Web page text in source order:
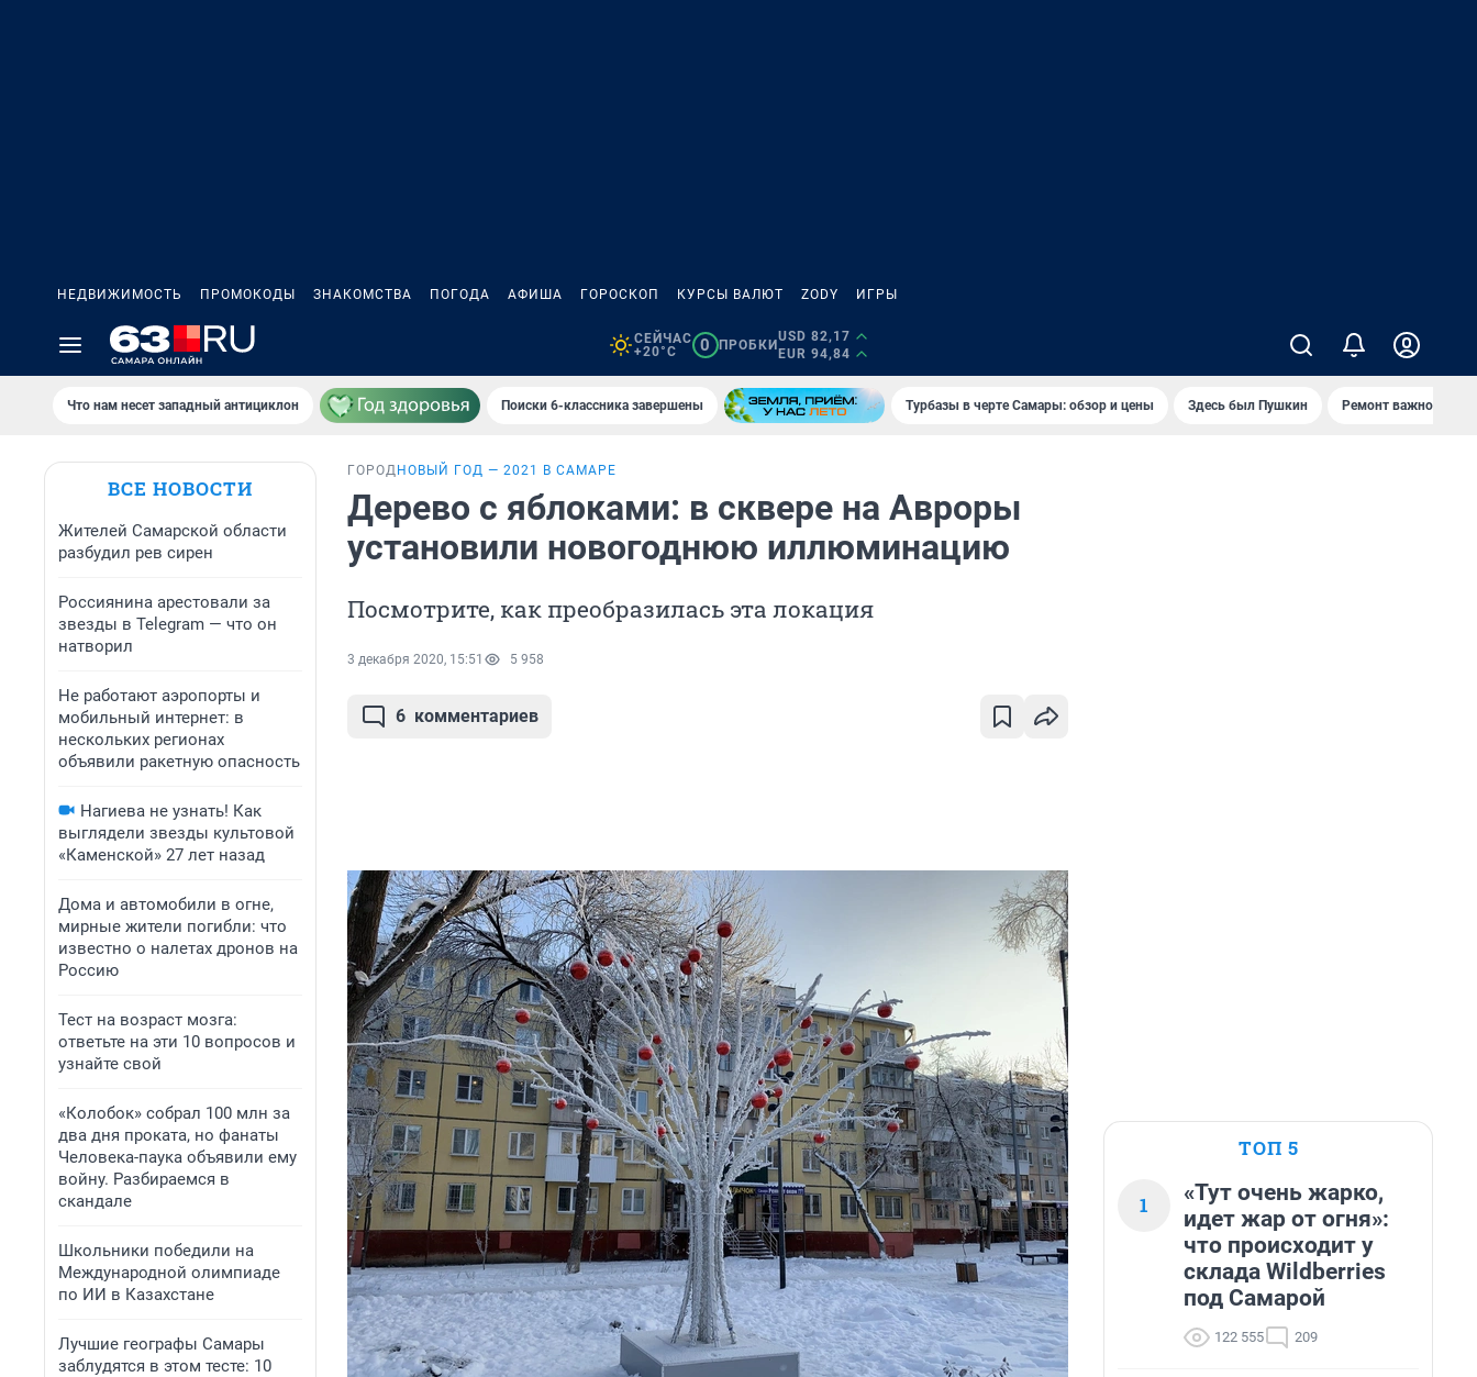
НЕДВИЖИМОСТЬ ПРОМОКОДЫ ЗНАКОМСТВА ПОГОДА АФИША ГОРОСКОП КУРСЫ ВАЛЮТ ZODY ИГРЫ
СЕЙЧАС
+20°C
0 ПРОБКИ
USD 82,17
EUR 94,84
Что нам несет западный антициклон Поиски 6-классника завершены Турбазы в черте Самары: обзор и цены Здесь был Пушкин Ремонт важного
ВСЕ НОВОСТИ
Жителей Самарской области
разбудил рев сирен
Россиянина арестовали за
звезды в Telegram — что он
натворил
Не работают аэропорты и
мобильный интернет: в
нескольких регионах
объявили ракетную опасность
Нагиева не узнать! Как
выглядели звезды культовой
«Каменской» 27 лет назад
Дома и автомобили в огне,
мирные жители погибли: что
известно о налетах дронов на
Россию
Тест на возраст мозга:
ответьте на эти 10 вопросов и
узнайте свой
«Колобок» собрал 100 млн за
два дня проката, но фанаты
Человека-паука объявили ему
войну. Разбираемся в
скандале
Школьники победили на
Международной олимпиаде
по ИИ в Казахстане
Лучшие географы Самары
заблудятся в этом тесте: 10
ГОРОД НОВЫЙ ГОД — 2021 В САМАРЕ
Дерево с яблоками: в сквере на Авроры
установили новогоднюю иллюминацию
Посмотрите, как преобразилась эта локация
3 декабря 2020, 15:51 5 958
6 комментариев
ТОП 5
1
«Тут очень жарко,
идет жар от огня»:
что происходит у
склада Wildberries
под Самарой
122 555 209